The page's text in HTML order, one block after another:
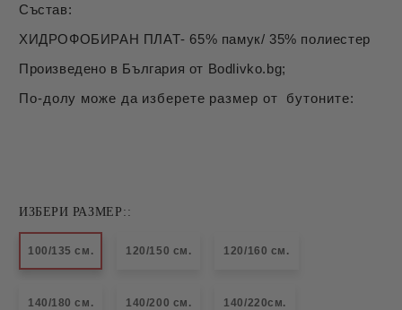
Състав:
ХИДРОФОБИРАН ПЛАТ- 65% памук/ 35% полиестер
Произведено в България от Bodlivko.bg;
По-долу може да изберете размер от бутоните:
ИЗБЕРИ РАЗМЕР::
100/135 см. 120/150 см. 120/160 см.
140/180 см. 140/200 см. 140/220см.